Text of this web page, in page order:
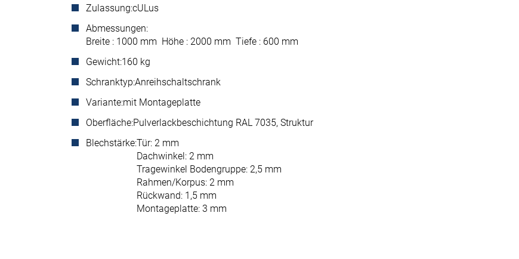
Zulassung:cULus
Abmessungen:
Breite : 1000 mm Höhe : 2000 mm Tiefe : 600 mm
Gewicht:160 kg
Schranktyp:Anreihschaltschrank
Variante:mit Montageplatte
Oberfläche:Pulverlackbeschichtung RAL 7035, Struktur
Blechstärke:Tür: 2 mm
Dachwinkel: 2 mm
Tragewinkel Bodengruppe: 2,5 mm
Rahmen/Korpus: 2 mm
Rückwand: 1,5 mm
Montageplatte: 3 mm